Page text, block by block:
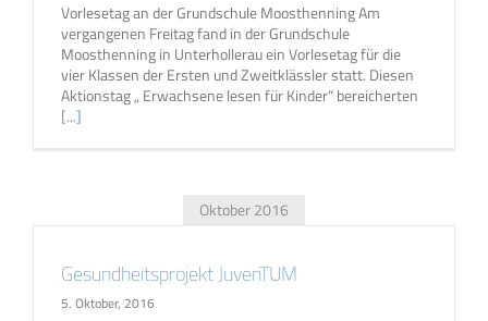
Vorlesetag an der Grundschule Moosthenning Am
vergangenen Freitag fand in der Grundschule
Moosthenning in Unterhollerau ein Vorlesetag für die
vier Klassen der Ersten und Zweitklässler statt. Diesen
Aktionstag „ Erwachsene lesen für Kinder“ bereicherten
[...]
Oktober 2016
Gesundheitsprojekt JuvenTUM
5. Oktober, 2016